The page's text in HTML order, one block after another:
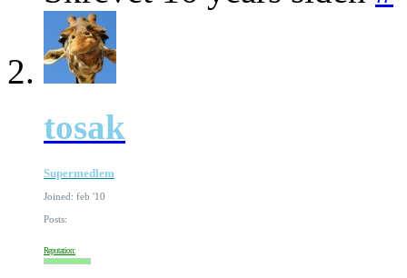
tosak
Supermedlem
Joined: feb '10
Posts:
Reputation: